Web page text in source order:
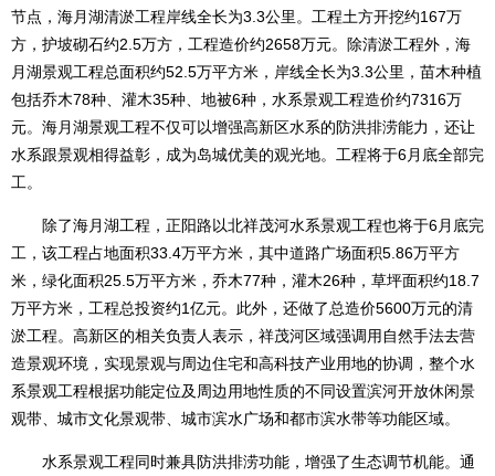
节点，海月湖清淤工程岸线全长为3.3公里。工程土方开挖约167万
方，护坡砌石约2.5万方，工程造价约2658万元。除清淤工程外，海
月湖景观工程总面积约52.5万平方米，岸线全长为3.3公里，苗木种植
包括乔木78种、灌木35种、地被6种，水系景观工程造价约7316万
元。海月湖景观工程不仅可以增强高新区水系的防洪排涝能力，还让
水系跟景观相得益彰，成为岛城优美的观光地。工程将于6月底全部完
工。
除了海月湖工程，正阳路以北祥茂河水系景观工程也将于6月底完
工，该工程占地面积33.4万平方米，其中道路广场面积5.86万平方
米，绿化面积25.5万平方米，乔木77种，灌木26种，草坪面积约18.7
万平方米，工程总投资约1亿元。此外，还做了总造价5600万元的清
淤工程。高新区的相关负责人表示，祥茂河区域强调用自然手法去营
造景观环境，实现景观与周边住宅和高科技产业用地的协调，整个水
系景观工程根据功能定位及周边用地性质的不同设置滨河开放休闲景
观带、城市文化景观带、城市滨水广场和都市滨水带等功能区域。
水系景观工程同时兼具防洪排涝功能，增强了生态调节机能。通